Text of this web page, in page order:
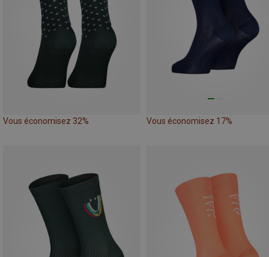
Vous économisez 32% Vous économisez 17%